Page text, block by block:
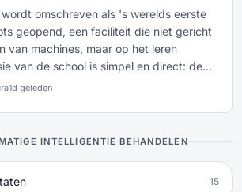
omschreven als 's werelds eerste
geopend, een faciliteit die niet gericht
van machines, maar op het leren
van de school is simpel en direct: de...
1d geleden
INTELLIGENTIE BEHANDELEN
15